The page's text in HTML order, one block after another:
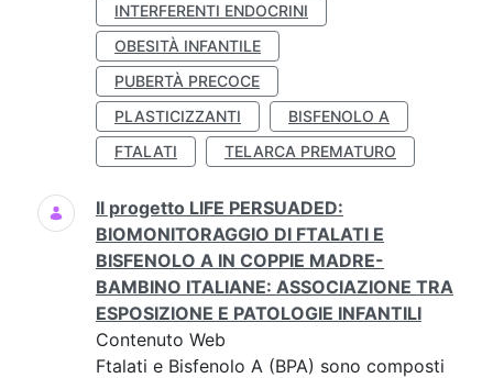
INTERFERENTI ENDOCRINI
OBESITÀ INFANTILE
PUBERTÀ PRECOCE
PLASTICIZZANTI
BISFENOLO A
FTALATI
TELARCA PREMATURO
Il progetto LIFE PERSUADED:
BIOMONITORAGGIO DI FTALATI E
BISFENOLO A IN COPPIE MADRE-
BAMBINO ITALIANE: ASSOCIAZIONE TRA
ESPOSIZIONE E PATOLOGIE INFANTILI
Contenuto Web
Ftalati e Bisfenolo A (BPA) sono composti